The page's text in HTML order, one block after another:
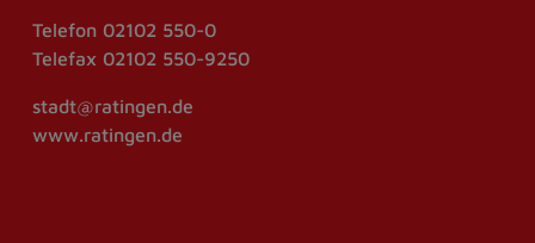
Telefon 02102 550-0
Telefax 02102 550-9250
stadt@ratingen.de
www.ratingen.de